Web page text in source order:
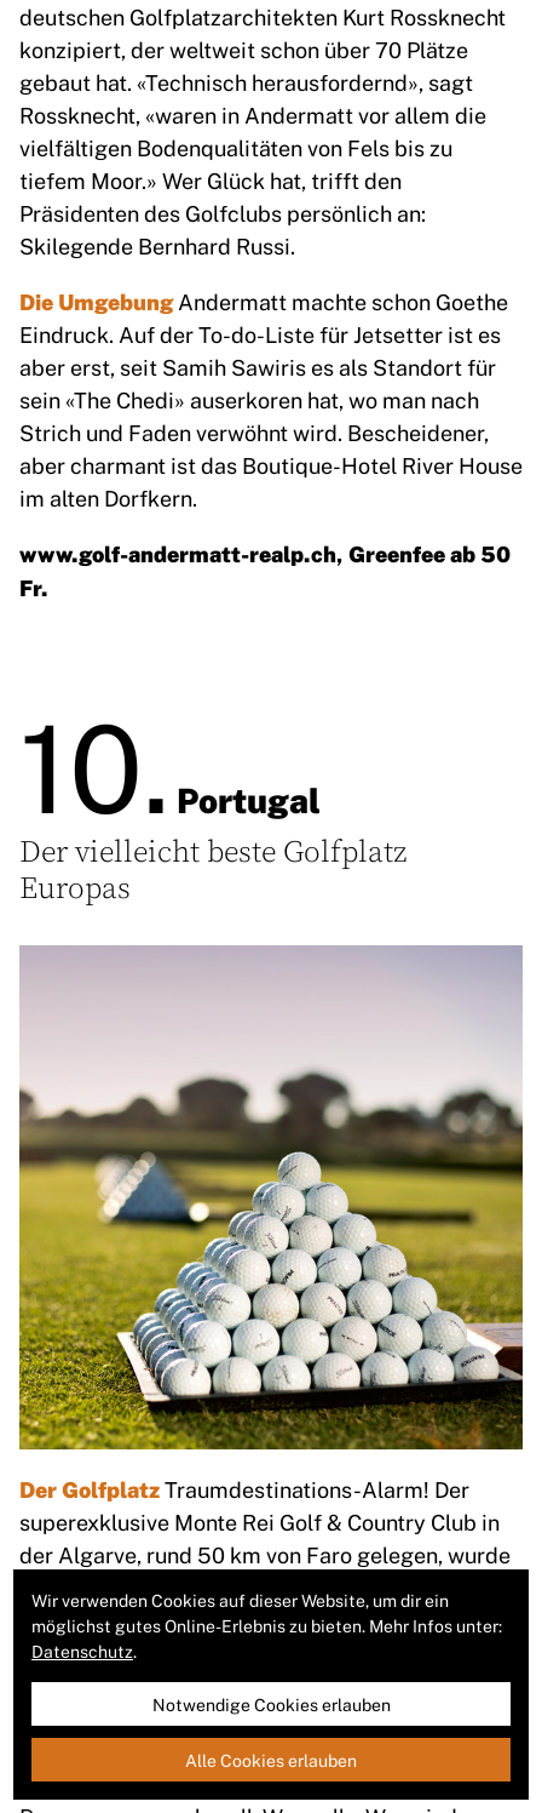
deutschen Golfplatzarchitekten Kurt Rossknecht
konzipiert, der weltweit schon über 70 Plätze
gebaut hat. «Technisch herausfordernd», sagt
Rossknecht, «waren in Andermatt vor allem die
vielfältigen Bodenqualitäten von Fels bis zu
tiefem Moor.» Wer Glück hat, trifft den
Präsidenten des Golfclubs persönlich an:
Skilegende Bernhard Russi.
Die UmgebungAndermatt machte schon Goethe
Eindruck. Auf der To-do-Liste für Jetsetter ist es
aber erst, seit Samih Sawiris es als Standort für
sein «The Chedi» auserkoren hat, wo man nach
Strich und Faden verwöhnt wird. Bescheidener,
aber charmant ist das Boutique-Hotel River House
im alten Dorfkern.
www.golf-andermatt-realp.ch, Greenfee ab 50
Fr.
10. Portugal
Der vielleicht beste Golfplatz
Europas
Der GolfplatzTraumdestinations-Alarm! Der
superexklusive Monte Rei Golf & Country Club in
der Algarve, rund 50 km von Faro gelegen, wurde
schon mehrmals zur besten Golfdestination
Europas gewählt. Während man spielt, tut sich
immer wieder die spektakuläre Aussicht auf den
Atlantik auf. Dabei hat der Designer, der bekannte
Golfer Jack Nicklaus, den Platz so gestaltet, dass
sich die Flights gegenseitig nicht sehen. Es ist, als
wär man allein im Paradies! Allerdings ist der
Wir verwenden Cookies auf dieser Website, um dir ein
möglichst gutes Online-Erlebnis zu bieten. Mehr Infos unter:
Datenschutz.
Notwendige Cookies erlauben
Alle Cookies erlauben